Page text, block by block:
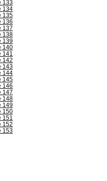
133
134
135
136
137
138
139
140
141
142
143
144
145
146
147
148
149
150
151
152
153